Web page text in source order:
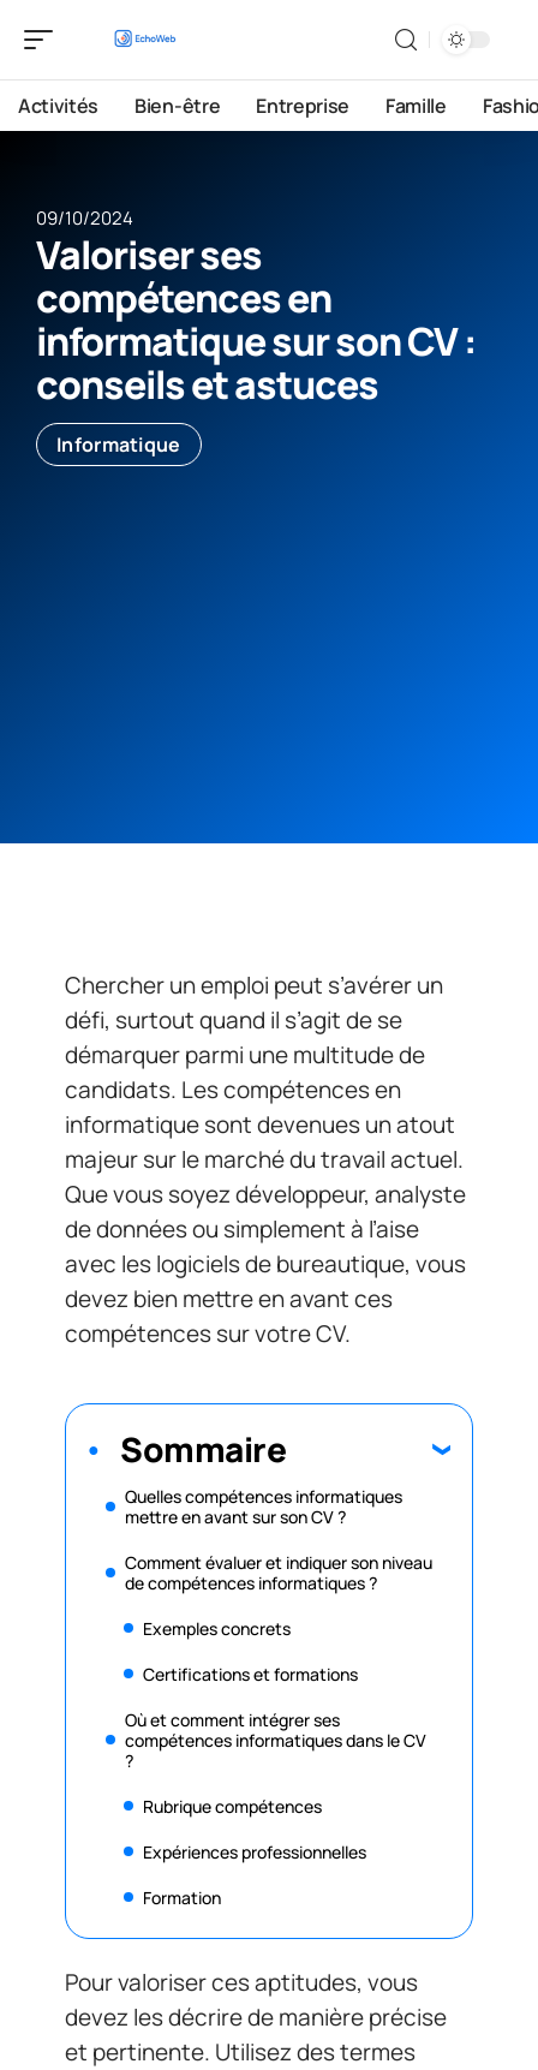
Activités Bien-être Entreprise Famille
09/10/2024
Valoriser ses
compétences en
informatique sur son CV :
conseils et astuces
Informatique
Chercher un emploi peut s’avérer un
défi, surtout quand il s’agit de se
démarquer parmi une multitude de
candidats. Les compétences en
informatique sont devenues un atout
majeur sur le marché du travail actuel.
Que vous soyez développeur, analyste
de données ou simplement à l’aise
avec les logiciels de bureautique, vous
devez bien mettre en avant ces
compétences sur votre CV.
Sommaire
Quelles compétences informatiques
mettre en avant sur son CV ?
Comment évaluer et indiquer son niveau
de compétences informatiques ?
Exemples concrets
Certifications et formations
Où et comment intégrer ses
compétences informatiques dans le CV
?
Rubrique compétences
Expériences professionnelles
Formation
Pour valoriser ces aptitudes, vous
devez les décrire de manière précise
et pertinente. Utilisez des termes